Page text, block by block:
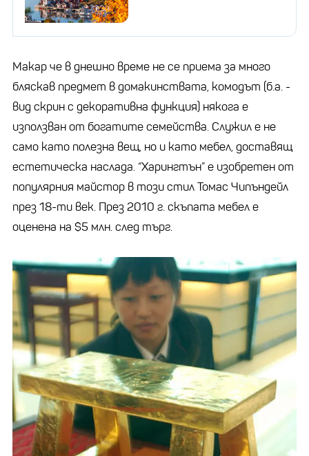
Макар че в днешно време не се приема за много
бляскав предмет в домакинствата, комодът (б.а. -
вид скрин с декоративна функция) някога е
използван от богатите семейства. Служил е не
само като полезна вещ, но и като мебел, доставящ
естетическа наслада. “Харингтън” е изобретен от
популярния майстор в този стил Томас Чипъндейл
през 18-ти век. През 2010 г. скъпата мебел е
оценена на $5 млн. след търг.